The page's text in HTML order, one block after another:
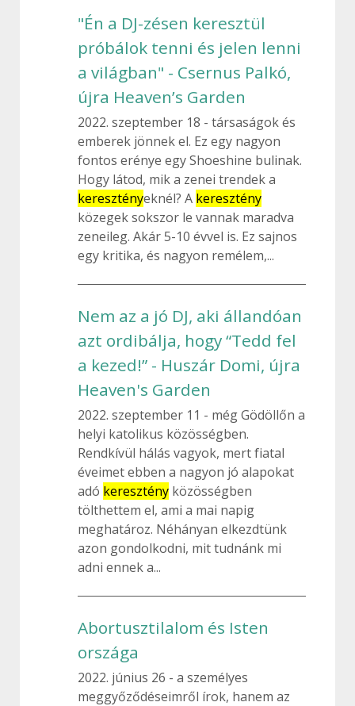
"Én a DJ-zésen keresztül
próbálok tenni és jelen lenni
a világban" - Csernus Palkó,
újra Heaven’s Garden
2022. szeptember 18
társaságok és
emberek jönnek el. Ez egy nagyon
fontos erénye egy Shoeshine bulinak.
Hogy látod, mik a zenei trendek a
keresztényeknél? A keresztény
közegek sokszor le vannak maradva
zeneileg. Akár 5-10 évvel is. Ez sajnos
egy kritika, és nagyon remélem,...
Nem az a jó DJ, aki állandóan
azt ordibálja, hogy “Tedd fel
a kezed!” - Huszár Domi, újra
Heaven's Garden
2022. szeptember 11
még Gödöllőn a
helyi katolikus közösségben.
Rendkívül hálás vagyok, mert fiatal
éveimet ebben a nagyon jó alapokat
adó keresztény közösségben
tölthettem el, ami a mai napig
meghatároz. Néhányan elkezdtünk
azon gondolkodni, mit tudnánk mi
adni ennek a...
Abortusztilalom és Isten
országa
2022. június 26
a személyes
meggyőződéseimről írok, hanem az